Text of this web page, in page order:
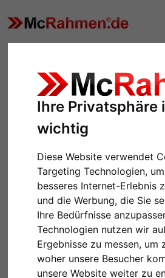
Ihre Privatsphäre
wichtig
Diese Website verwendet
Targeting Technologien,
besseres Internet-Erlebnis
und die Werbung, die Sie
Ihre Bedürfnisse
Technologien nutzen wir
Ergebnisse zu messen, um
woher unsere Besucher
unsere Website weiter zu
Zurück